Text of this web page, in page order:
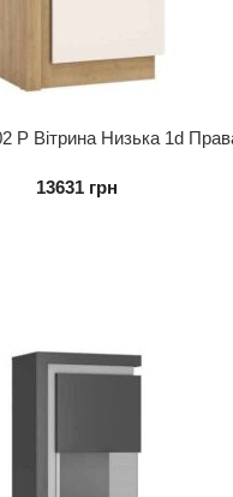
P Вітрина Низька 1d
13631 грн